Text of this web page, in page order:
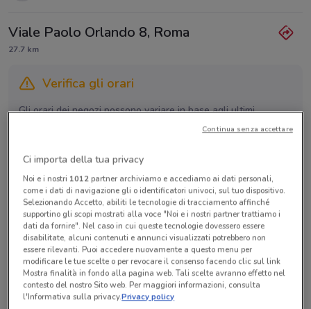
Viale Paolo Orlando 8, Roma
27.7 km
Verifica gli orari
Gli orari dei negozi possono variare in base agli ultimi
provvedimenti regionali o nazionali. Verifica l’accuratezza
Chiama il negozio
Lunedì n.d.
Martedì n.d.
Mercoledì n.d.
Giovedì n.d.
Venerdì n.d.
Sabato n.d.
Domenica n.d.
06 56361348
Tutte le promozioni di questo negozio
Ci importa della tua privacy
Noi e i nostri 1012partner archiviamo e accediamo ai dati personali,
come i dati di navigazione gli o identificatori univoci, sul tuo dispositivo.
Selezionando Accetto, abiliti le tecnologie di tracciamento affinché
supportino gli scopi mostrati alla voce "Noi e i nostri partner trattiamo i
dati da fornire". Nel caso in cui queste tecnologie dovessero essere
disabilitate, alcuni contenuti e annunci visualizzati potrebbero non
essere rilevanti. Puoi accedere nuovamente a questo menu per
modificare le tue scelte o per revocare il consenso facendo clic sul link
Mostra finalità in fondo alla pagina web. Tali scelte avranno effetto nel
contesto del nostro Sito web. Per maggiori informazioni, consulta
l'Informativa sulla privacy.Privacy policy
Continua senza accettare